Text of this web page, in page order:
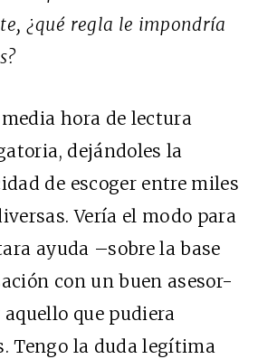
¿qué regla le impondría
hora de lectura
dejándoles la
de escoger entre miles
Vería el modo para
ayuda –sobre la base
con un buen asesor-
que pudiera
Tengo la duda legítima